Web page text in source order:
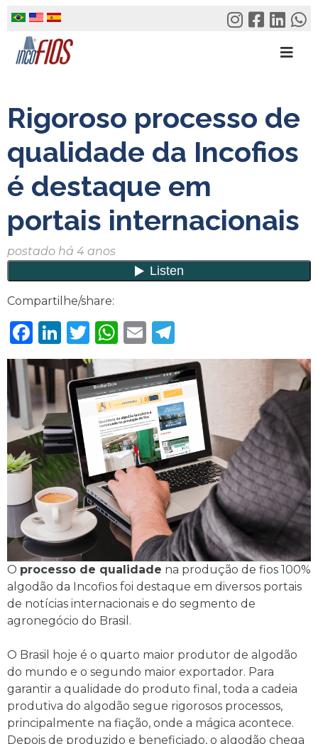
content
Rigoroso processo de
qualidade da Incofios
é destaque em
portais internacionais
postado há 4 anos
Compartilhe/share:
Facebook
LinkedIn
Twitter
WhatsApp
Email
O processo de qualidade na produção de fios 100%
algodão da Incofios foi destaque em diversos portais
de notícias internacionais e do segmento de
agronegócio do Brasil.
O Brasil hoje é o quarto maior produtor de algodão
do mundo e o segundo maior exportador. Para
garantir a qualidade do produto final, toda a cadeia
produtiva do algodão segue rigorosos processos,
principalmente na fiação, onde a mágica acontece.
Depois de produzido e beneficiado, o algodão chega